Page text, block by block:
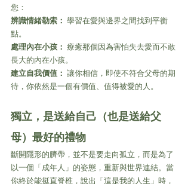
您：
辨識情緒勒索： 學習在愛與邊界之間找到平衡
點。
處理內在小孩： 療癒那個因為害怕失去愛而不敢
長大的內在小孩。
建立自我價值： 讓你相信，即使不符合父母的期
待，你依然是一個有價值、值得被愛的人。
獨立，是送給自己（也是送給父
母）最好的禮物
斷開隱形的臍帶，並不是要走向孤立，而是為了
以一個「成年人」的姿態，重新與世界連結。當
你終於能挺直脊椎，說出「這是我的人生」時，